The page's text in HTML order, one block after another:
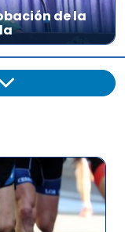
de la